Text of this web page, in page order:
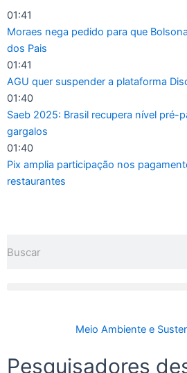
01:41
Moraes nega pedido para que
dos Pais
01:41
AGU quer suspender a plataforma
01:40
Saeb 2025: Brasil recupera nível pré-
gargalos
01:40
Pix amplia participação nos
restaurantes
Meio Ambiente e
Pesquisadores